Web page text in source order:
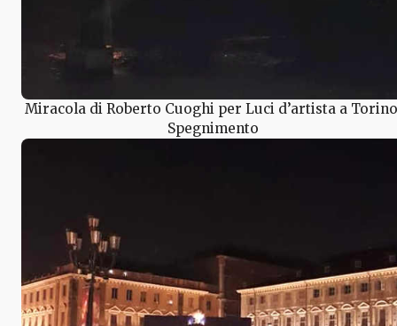
Miracola di Roberto Cuoghi per Luci d’artista a
Spegnimento